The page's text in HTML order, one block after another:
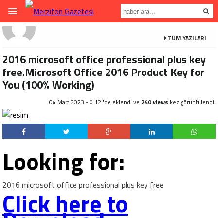
TÜM YAZILARI
2016 microsoft office professional plus key
free.Microsoft Office 2016 Product Key for
You (100% Working)
04 Mart 2023 - 0:12 'de eklendi ve 240 views kez görüntülendi.
Looking for:
2016 microsoft office professional plus key free
Click here to